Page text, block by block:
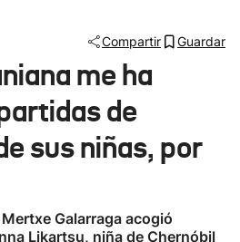
Ikusmiran
Eguraldia
Compartir Guardar
me ha
de
sus niñas, por
Galarraga acogió
Likartsu, niña de Chernóbil